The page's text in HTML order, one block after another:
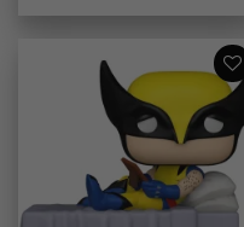
Add to
wishlist